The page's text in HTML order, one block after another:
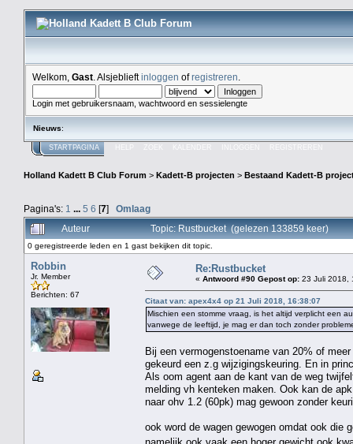
Welkom, Gast . Alsjeblieftinloggen ofregistreren
Login met gebruikersnaam, wachtwoord en sessielengte
Nieuws:
STARTPAGINA ZOEK
Holland Kadett B Club Forum > Kadett-B projecten > Bestaand Kadett-B
Pagina's: 1 ... 5 6 [7] Omlaag
Auteur
Topic: Rustbucket (gelezen 133859 keer)
0 geregistreerde leden en 1 gast bekijken dit topic.
Robbin
Jr. Member
Berichten: 67
Re:Rustbucket
« Antwoord #90 Gepost op: 23 Juli 2018,
Citaat van: apex4x4 op 21 Juli 2018, 16:38:07
Mischien een stomme vraag, is het altijd verplicht een
vanwege de leeftijd, je mag er dan toch zonder
Bij een vermogenstoename van 20% of
gekeurd een z.g wijzigingskeuring. En in
Als oom agent aan de kant van de weg
melding vh kenteken maken. Ook kan de
naar ohv 1.2 (60pk) mag gewoon zonder
ook word de wagen gewogen omdat ook die